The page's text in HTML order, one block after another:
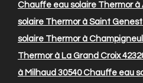
Chauffe eau solaire Thermor à
solaire Thermor à Saint
solaire Thermor à
Thermor à La Grand Croix
à Milhaud 30540Chauffe eau